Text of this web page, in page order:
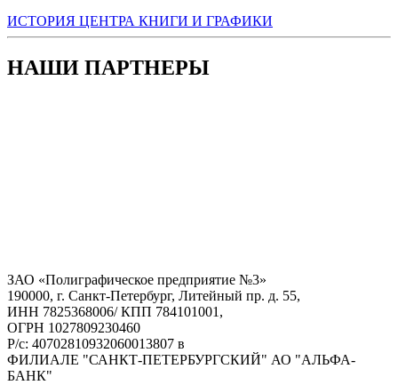
ИСТОРИЯ ЦЕНТРА КНИГИ И ГРАФИКИ
НАШИ ПАРТНЕРЫ
ЗАО «Полиграфическое предприятие №3»
190000, г. Санкт-Петербург, Литейный пр. д. 55,
ИНН 7825368006/ КПП 784101001,
ОГРН 1027809230460
Р/с: 40702810932060013807 в
ФИЛИАЛЕ "САНКТ-ПЕТЕРБУРГСКИЙ" АО "АЛЬФА-
БАНК"